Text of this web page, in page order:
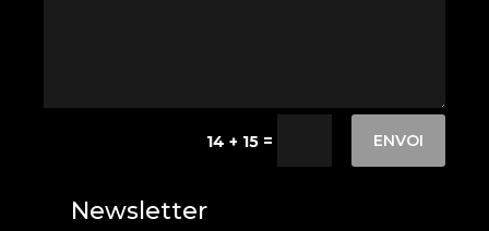
14 + 15 = ENVOI
Newsletter